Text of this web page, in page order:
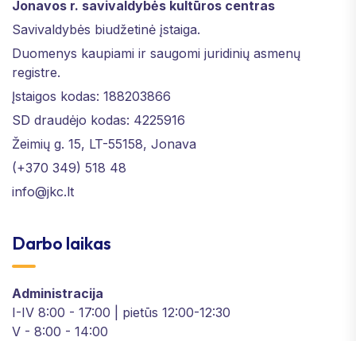
Jonavos r. savivaldybės kultūros centras
Savivaldybės biudžetinė įstaiga.
Duomenys kaupiami ir saugomi juridinių asmenų
registre.
Įstaigos kodas: 188203866
SD draudėjo kodas: 4225916
Žeimių g. 15, LT-55158, Jonava
(+370 349) 518 48
info@jkc.lt
Darbo laikas
Administracija
I-IV 8:00 - 17:00 | pietūs 12:00-12:30
V - 8:00 - 14:00